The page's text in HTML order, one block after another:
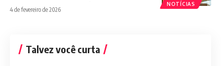
NOTÍCIAS
4 de fevereiro de 2026
Talvez você curta